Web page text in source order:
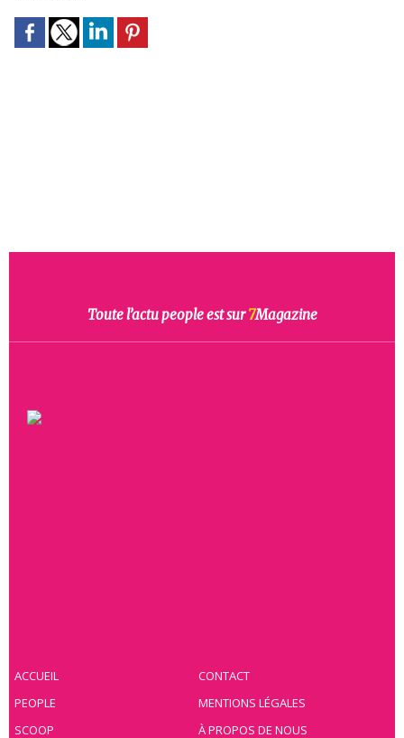
Toute l’actu people est sur7Magazine
ACCUEIL
PEOPLE
SCOOP
CONTACT
MENTIONS LÉGALES
À PROPOS DE NOUS